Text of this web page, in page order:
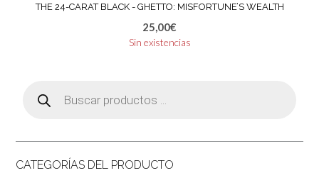
THE 24-CARAT BLACK ‎- GHETTO: MISFORTUNE’S WEALTH
25,00€
Sin existencias
productos
CATEGORÍAS DEL PRODUCTO